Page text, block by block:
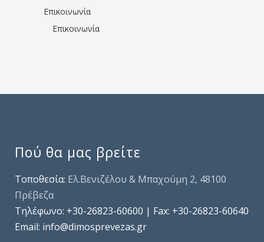
Επικοινωνία
Επικοινωνία
Πού θα μας βρείτε
Τοποθεσία: Ελ.Βενιζέλου & Μπαχούμη 2, 48100
Πρέβεζα
Τηλέφωνo: +30-26823-60600 | Fax: +30-26823-60640
Email: info@dimosprevezas.gr